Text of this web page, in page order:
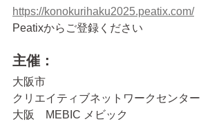
https://konokurihaku2025.peatix.com/
Peatixからご登録ください
主催：
大阪市
クリエイティブネットワークセンター
大阪　MEBIC メビック